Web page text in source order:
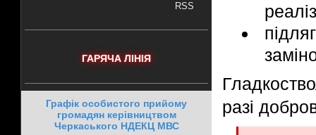
RSS
ГАРЯЧА ЛІНІЯ
Графік особистого прийому
громадян керівництвом
Черкаського НДЕКЦ МВС
разі